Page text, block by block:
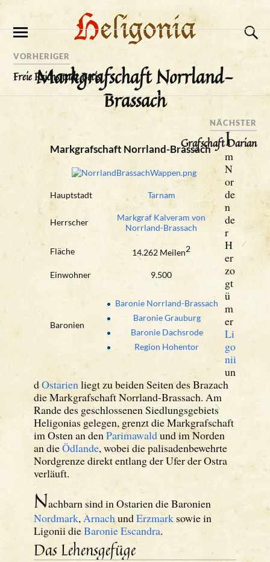
Markgrafschaft Norrland-
Brassach
Markgrafschaft Norrland-Brassach
Hauptstadt Tarnam
Herrscher
Markgraf Kalveram von
Norrland-Brassach
Fläche 14.262 Meilen2
Einwohner 9.500
Baronien
Baronie Norrland-Brassach
Baronie Grauburg
Baronie Dachsrode
Region Hohentor
I
m
N
or
de
n
de
r
H
er
zo
gt
ü
m
er
Li
go
nii
un
dOstarien liegt zu beiden Seiten des Brazach
die Markgrafschaft Norrland-Brassach. Am
Rande des geschlossenen Siedlungsgebiets
Heligonias gelegen, grenzt die Markgrafschaft
im Osten an den Parimawaldund im Norden
an dieÖdlande, wobei die palisadenbewehrte
Nordgrenze direkt entlang der Ufer der Ostra
verläuft.
Nachbarn sind in Ostarien die Baronien
Nordmark, ArnachundErzmarksowie in
Ligonii dieBaronie Escandra.
Das Lehensgefüge
VORHERIGER
Freie Reichsstadt Betis
NÄCHSTER
Grafschaft Darian